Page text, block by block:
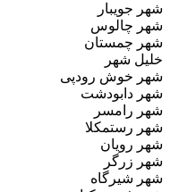
شهر جویبار
شهر چالوس
شهر چمستان
خلیل‌ شهر
شهر خوش‌ رودپی
شهر دابودشت
شهر رامسر
شهر رستمکلا
شهر رویان
شهر زرگر
شهر شیرگاه